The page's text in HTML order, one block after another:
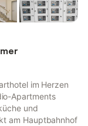
im Herzen
Apartments
und
am Hauptbahnhof